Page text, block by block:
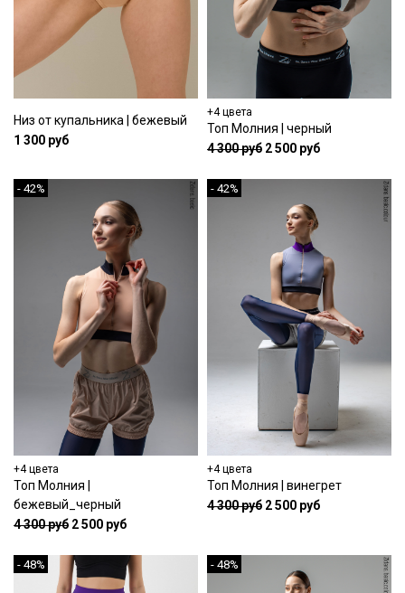
Низ от купальника | бежевый
1 300 руб
+4 цвета
Топ Молния | черный
4 300 руб 2 500 руб
- 42%
+4 цвета
Топ Молния |
бежевый_черный
4 300 руб 2 500 руб
- 42%
+4 цвета
Топ Молния | винегрет
4 300 руб 2 500 руб
- 48% - 48%